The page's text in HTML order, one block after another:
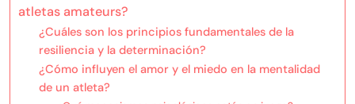
atletas amateurs?
¿Cuáles son los principios fundamentales de la
resiliencia y la determinación?
¿Cómo influyen el amor y el miedo en la mentalidad
de un atleta?